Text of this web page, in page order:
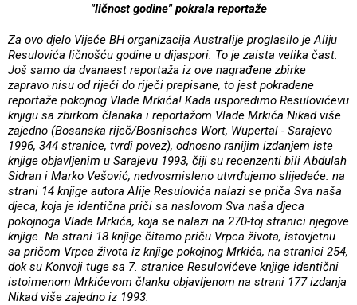
"ličnost godine" pokrala reportaže
Za ovo djelo Vijeće BH organizacija Australije proglasilo je Aliju
Resulovića ličnošću godine u dijaspori. To je zaista velika čast.
Još samo da dvanaest reportaža iz ove nagrađene zbirke
zapravo nisu od riječi do riječi prepisane, to jest pokradene
reportaže pokojnog Vlade Mrkića! Kada usporedimo Resulovićevu
knjigu sa zbirkom članaka i reportažom Vlade Mrkića Nikad više
zajedno (Bosanska riječ/Bosnisches Wort, Wupertal - Sarajevo
1996, 344 stranice, tvrdi povez), odnosno ranijim izdanjem iste
knjige objavljenim u Sarajevu 1993, čiji su recenzenti bili Abdulah
Sidran i Marko Vešović, nedvosmisleno utvrđujemo slijedeće: na
strani 14 knjige autora Alije Resulovića nalazi se priča Sva naša
djeca, koja je identična priči sa naslovom Sva naša djeca
pokojnoga Vlade Mrkića, koja se nalazi na 270-toj stranici njegove
knjige. Na strani 18 knjige čitamo priču Vrpca života, istovjetnu
sa pričom Vrpca života iz knjige pokojnog Mrkića, na stranici 254,
dok su Konvoji tuge sa 7. stranice Resulovićeve knjige identični
istoimenom Mrkićevom članku objavljenom na strani 177 izdanja
Nikad više zajedno iz 1993.